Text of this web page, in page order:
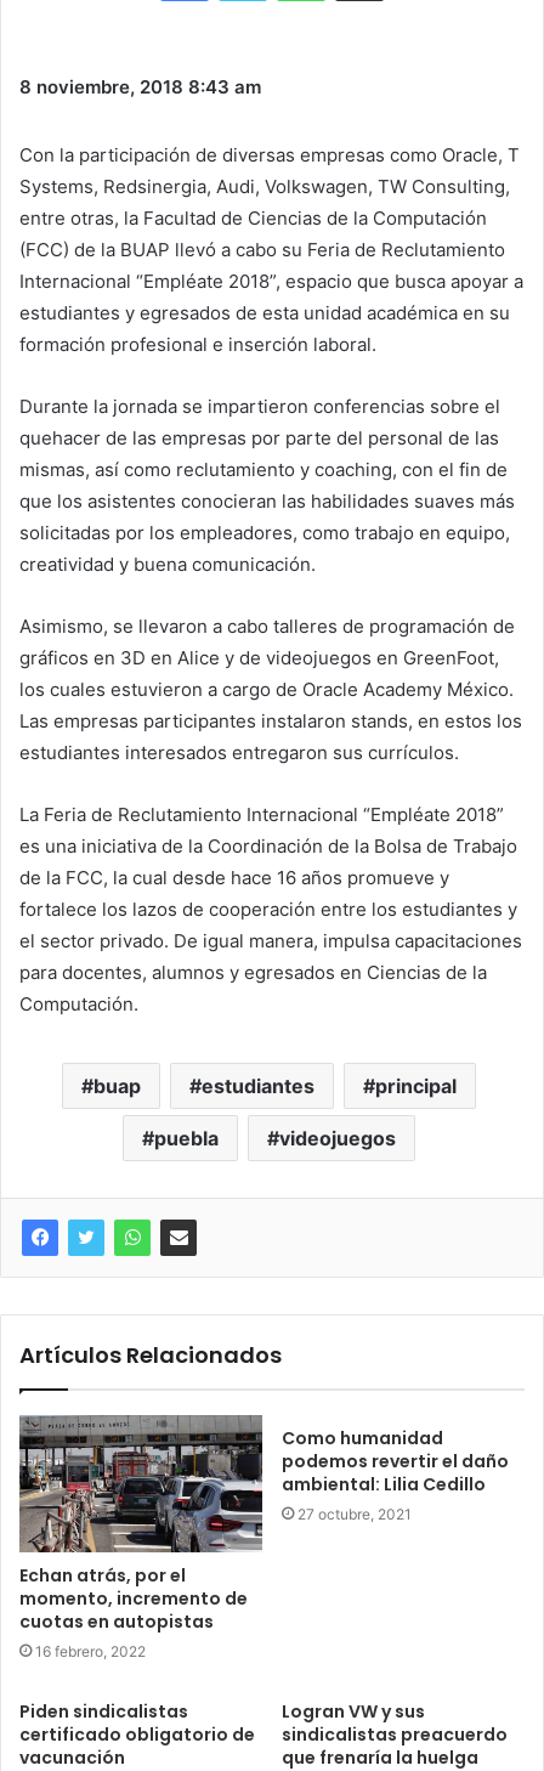
8 noviembre, 2018 8:43 am
Con la participación de diversas empresas como Oracle, T
Systems, Redsinergia, Audi, Volkswagen, TW Consulting,
entre otras, la Facultad de Ciencias de la Computación
(FCC) de la BUAP llevó a cabo su Feria de Reclutamiento
Internacional “Empléate 2018”, espacio que busca apoyar a
estudiantes y egresados de esta unidad académica en su
formación profesional e inserción laboral.
Durante la jornada se impartieron conferencias sobre el
quehacer de las empresas por parte del personal de las
mismas, así como reclutamiento y coaching, con el fin de
que los asistentes conocieran las habilidades suaves más
solicitadas por los empleadores, como trabajo en equipo,
creatividad y buena comunicación.
Asimismo, se llevaron a cabo talleres de programación de
gráficos en 3D en Alice y de videojuegos en GreenFoot,
los cuales estuvieron a cargo de Oracle Academy México.
Las empresas participantes instalaron stands, en estos los
estudiantes interesados entregaron sus currículos.
La Feria de Reclutamiento Internacional “Empléate 2018”
es una iniciativa de la Coordinación de la Bolsa de Trabajo
de la FCC, la cual desde hace 16 años promueve y
fortalece los lazos de cooperación entre los estudiantes y
el sector privado. De igual manera, impulsa capacitaciones
para docentes, alumnos y egresados en Ciencias de la
Computación.
buap estudiantes principal
puebla videojuegos
Artículos Relacionados
Echan atrás, por el
momento, incremento de
cuotas en autopistas
16 febrero, 2022
Como humanidad
podemos revertir el daño
ambiental: Lilia Cedillo
27 octubre, 2021
Piden sindicalistas
certificado obligatorio de
vacunación
Logran VW y sus
sindicalistas preacuerdo
que frenaría la huelga